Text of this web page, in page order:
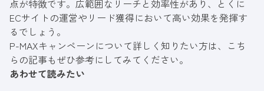
点が特徴です。広範囲なリーチと効率性があり、とくに
ECサイトの運営やリード獲得において高い効果を発揮す
るでしょう。
P-MAXキャンペーンについて詳しく知りたい方は、こち
らの記事もぜひ参考にしてみてください。
あわせて読みたい